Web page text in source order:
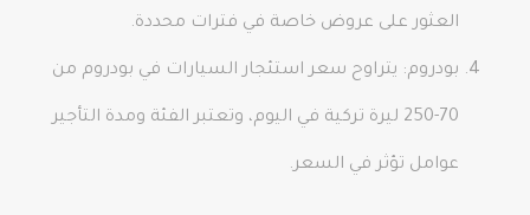
العثور على عروض خاصة في فترات محددة.
بودروم: يتراوح سعر استئجار السيارات في بودروم من
70-250 ليرة تركية في اليوم، وتعتبر الفئة ومدة التأجير
عوامل تؤثر في السعر.